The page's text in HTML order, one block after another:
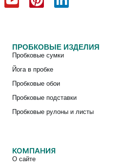
ПРОБКОВЫЕ ИЗДЕЛИЯ
Пробковые сумки
Йога в пробке
Пробковые обои
Пробковые подставки
Пробковые рулоны и листы
КОМПАНИЯ
О сайте